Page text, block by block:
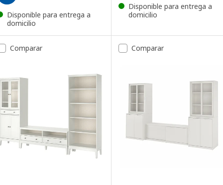
Disponible para entrega a
domicilio
Disponible para entrega a
domicilio
Comparar Comparar